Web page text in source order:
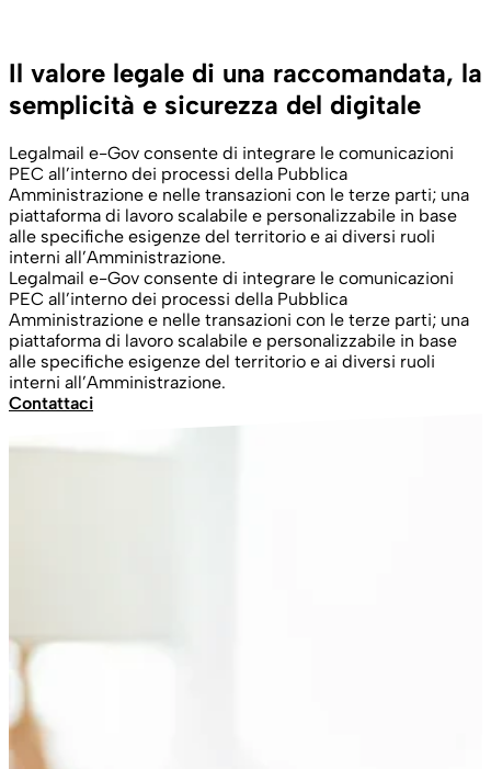
Il valore legale di una raccomandata, la
semplicità e sicurezza del digitale
Legalmail e-Gov consente di integrare le comunicazioni
PEC all’interno dei processi della Pubblica
Amministrazione e nelle transazioni con le terze parti; una
piattaforma di lavoro scalabile e personalizzabile in base
alle specifiche esigenze del territorio e ai diversi ruoli
interni all’Amministrazione.
Legalmail e-Gov consente di integrare le comunicazioni
PEC all’interno dei processi della Pubblica
Amministrazione e nelle transazioni con le terze parti; una
piattaforma di lavoro scalabile e personalizzabile in base
alle specifiche esigenze del territorio e ai diversi ruoli
interni all’Amministrazione.
Contattaci